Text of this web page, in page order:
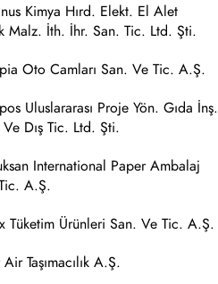
Kimya Hırd. Elekt. El Alet
Malz. İth. İhr. San. Tic. Ltd. Şti.
Oto Camları San. Ve Tic. A.Ş.
Uluslararası Proje Yön. Gıda İnş.
Dış Tic. Ltd. Şti.
International Paper Ambalaj
A.Ş.
Tüketim Ürünleri San. Ve Tic. A.Ş.
Taşımacılık A.Ş.